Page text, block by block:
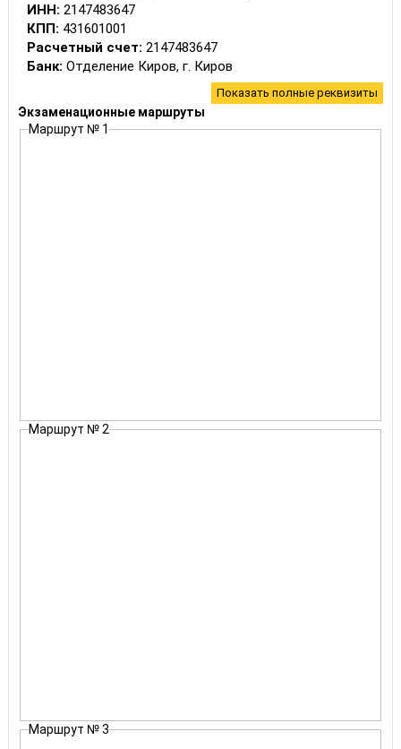
Показать полные реквизиты
ИНН: 2147483647
КПП: 431601001
Расчетный счет: 2147483647
Банк: Отделение Киров, г. Киров
КБК:
Экзаменационные маршруты
Маршрут № 1
Маршрут № 2
Маршрут № 3